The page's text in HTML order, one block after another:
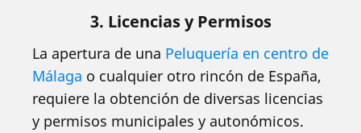
3. Licencias y Permisos
La apertura de una Peluquería en centro de
Málaga o cualquier otro rincón de España,
requiere la obtención de diversas licencias
y permisos municipales y autonómicos.